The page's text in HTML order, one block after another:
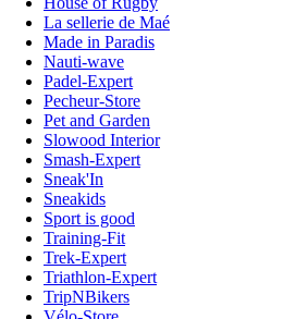
La sellerie de Maé
Made in Paradis
Nauti-wave
Padel-Expert
Pecheur-Store
Pet and Garden
Slowood Interior
Smash-Expert
Sneak'In
Sneakids
Sport is good
Training-Fit
Trek-Expert
Triathlon-Expert
TripNBikers